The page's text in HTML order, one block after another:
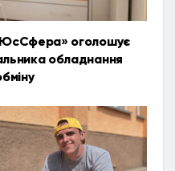
оголошує
обладнання